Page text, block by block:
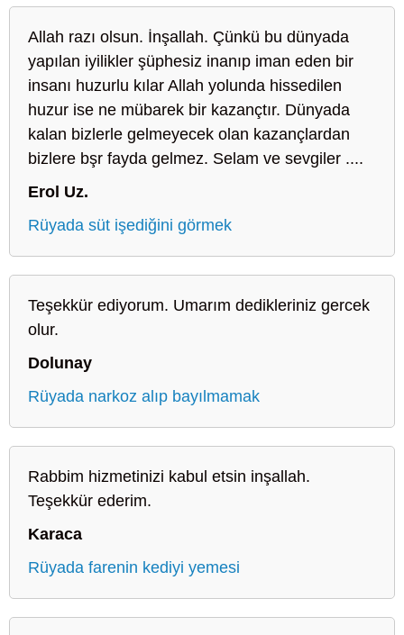
Allah razı olsun. İnşallah. Çünkü bu dünyada
yapılan iyilikler şüphesiz inanıp iman eden bir
insanı huzurlu kılar Allah yolunda hissedilen
huzur ise ne mübarek bir kazançtır. Dünyada
kalan bizlerle gelmeyecek olan kazançlardan
bizlere bşr fayda gelmez. Selam ve sevgiler ....
Erol Uz.
Rüyada süt işediğini görmek
Teşekkür ediyorum. Umarım dedikleriniz gercek
olur.
Dolunay
Rüyada narkoz alıp bayılmamak
Rabbim hizmetinizi kabul etsin inşallah.
Teşekkür ederim.
Karaca
Rüyada farenin kediyi yemesi